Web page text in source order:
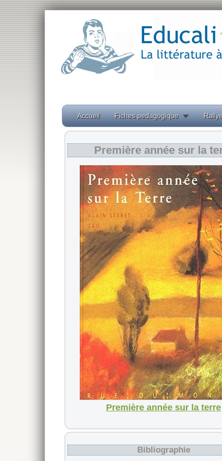
Accueil Fiches pedagogique
Première année sur la
Première année sur la terre
Bibliographie